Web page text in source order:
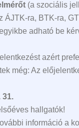
(a szociális
ÁJTK-ra, BTK-ra,
adható be
azért
még: Az
31.
hallgatók!
információ a